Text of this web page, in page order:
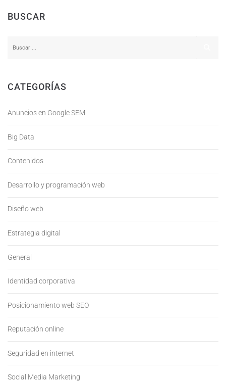
BUSCAR
CATEGORÍAS
Anuncios en Google SEM
Big Data
Contenidos
Desarrollo y programación web
Diseño web
Estrategia digital
General
Identidad corporativa
Posicionamiento web SEO
Reputación online
Seguridad en internet
Social Media Marketing